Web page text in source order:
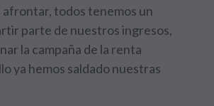
todos tenemos un
parte de nuestros ingresos,
la campaña de la renta
ya hemos saldado nuestras